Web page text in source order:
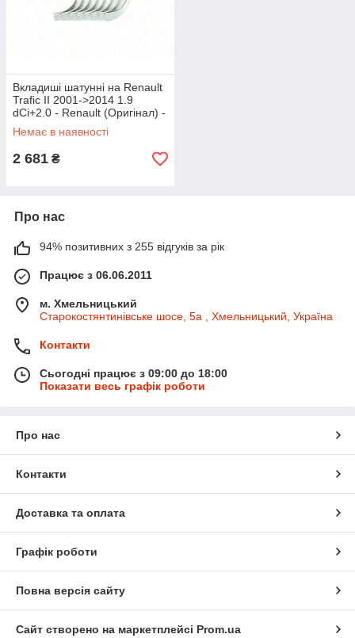
Вкладиші шатунні на Renault
Trafic II 2001->2014 1.9
dCi+2.0 - Renault (Оригінал) -
7701471262
Немає в наявності
2 681 ₴
Про нас
94% позитивних з 255 відгуків за рік
Працює з 06.06.2011
м. Хмельницький
Старокостянтинівське шосе, 5а , Хмельницький, Україна
Контакти
Сьогодні працює з 09:00 до 18:00
Показати весь графік роботи
Про нас
Контакти
Доставка та оплата
Графік роботи
Повна версія сайту
Сайт створено на маркетплейсі Prom.ua